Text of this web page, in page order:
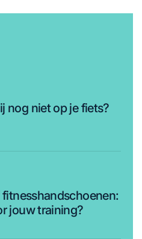
nog niet op je fiets?
jouw training?